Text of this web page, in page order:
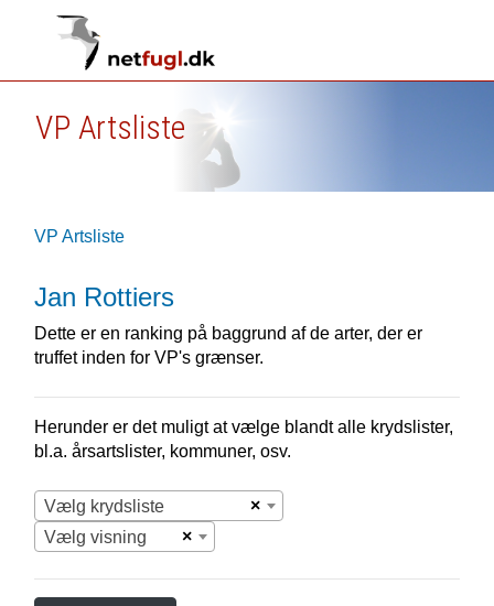
VP Artsliste
VP Artsliste
Jan Rottiers
Dette er en ranking på baggrund af de arter, der er
truffet inden for VP's grænser.
Herunder er det muligt at vælge blandt alle krydslister,
bl.a. årsartslister, kommuner, osv.
×
Vælg krydsliste
×
Vælg visning